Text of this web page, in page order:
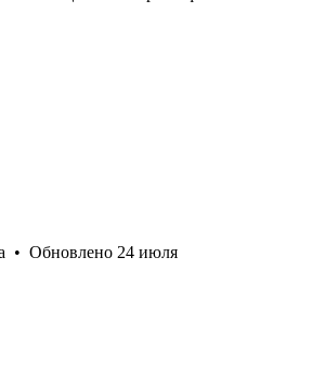
• Обновлено 24 июля